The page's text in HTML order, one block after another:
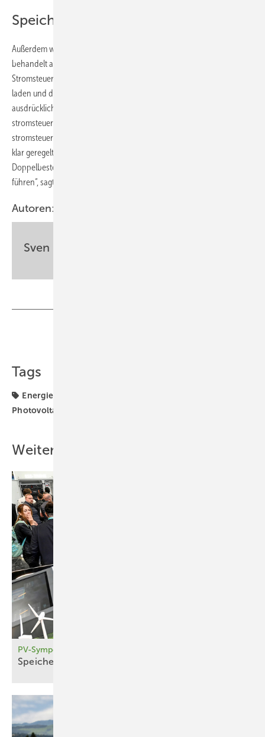
Speicher werden besser behandelt
Außerdem werden auch Speicher im Steuerrecht künftig besser
behandelt als bisher. So müssen Betreiber von Speichern keine
Stromsteuer bezahlen, wenn sie Strom aus dem Netz in ihre Batterien
laden und diesen später wieder einspeisen. „Es wird nunmehr
ausdrücklich klargestellt, dass Strom, der ohne Zwischenspeicherung
stromsteuerfrei gewesen wäre, nach der Speicherung weiterhin
stromsteuerfrei bleibt“, erklärt Carsten Körnig. „Dies war bislang nicht
klar geregelt und konnte in verschiedenen Fällen zu einer faktischen
Doppelbesteuerung von zwischengespeicherten Strommengen
führen“, sagt der BSW-Solar-Chef.
Autoren:
Sven Ullrich
Tags
Energierecht
Photovoltaik
Weitere Inhalte
PV-Symposium 2026
Sp eicher treiben Umbau der Netze